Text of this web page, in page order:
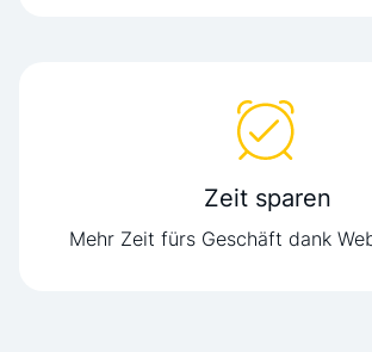
Zeit sparen
Mehr Zeit fürs Geschäft dank